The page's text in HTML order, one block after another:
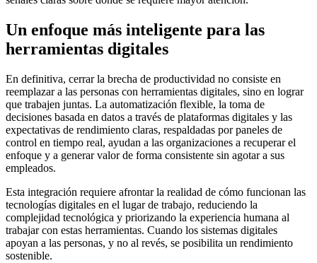
Un enfoque más inteligente para las
herramientas digitales
En definitiva, cerrar la brecha de productividad no consiste en
reemplazar a las personas con herramientas digitales, sino en lograr
que trabajen juntas. La automatización flexible, la toma de
decisiones basada en datos a través de plataformas digitales y las
expectativas de rendimiento claras, respaldadas por paneles de
control en tiempo real, ayudan a las organizaciones a recuperar el
enfoque y a generar valor de forma consistente sin agotar a sus
empleados.
Esta integración requiere afrontar la realidad de cómo funcionan las
tecnologías digitales en el lugar de trabajo, reduciendo la
complejidad tecnológica y priorizando la experiencia humana al
trabajar con estas herramientas. Cuando los sistemas digitales
apoyan a las personas, y no al revés, se posibilita un rendimiento
sostenible.